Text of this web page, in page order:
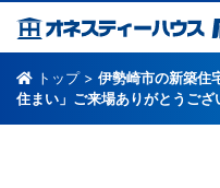
トップ> 伊勢崎市の新築住
住まい」ご来場ありがとうござ